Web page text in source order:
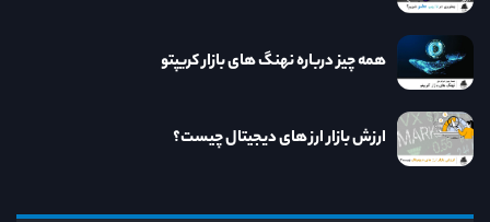
همه چیز درباره نهنگ های بازار کریپتو
ارزش بازار ارز های دیجیتال چیست؟